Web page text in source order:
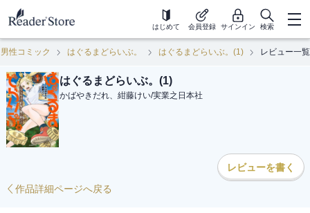
はじめて 会員登録 サインイン 検索
男性コミック はぐるまどらいぶ。 はぐるまどらいぶ。(1) レビュー一覧
はぐるまどらいぶ。(1)
かばやきだれ、紺藤けい/実業之日本社
レビューを書く
作品詳細ページへ戻る